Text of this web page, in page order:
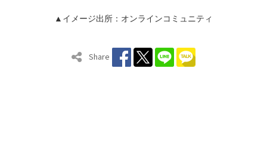
▲イメージ出所：オンラインコミュニティ
Share